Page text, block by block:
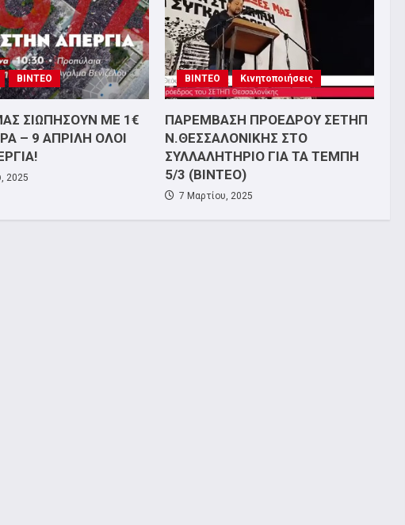
ΒΙΝΤΕΟ
ΣΙΩΠΗΣΟΥΝ ΜΕ 1€
– 9 ΑΠΡΙΛΗ ΟΛΟΙ
2025
ΒΙΝΤΕΟ Κινητοποιήσεις
ΠΑΡΕΜΒΑΣΗ ΠΡΟΕΔΡΟΥ ΣΕΤΗΠ
Ν.ΘΕΣΣΑΛΟΝΙΚΗΣ ΣΤΟ
ΣΥΛΛΑΛΗΤΗΡΙΟ ΓΙΑ ΤΑ ΤΕΜΠΗ
5/3 (ΒΙΝΤΕΟ)
7 Μαρτίου, 2025